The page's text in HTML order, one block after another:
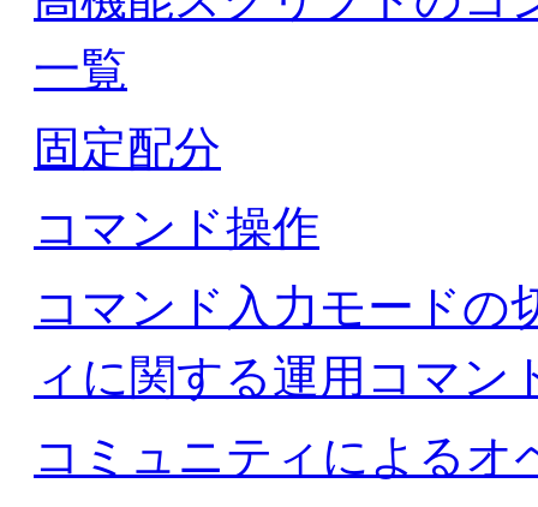
一覧
固定配分
コマンド操作
コマンド入力モードの
ィに関する運用コマン
コミュニティによるオ